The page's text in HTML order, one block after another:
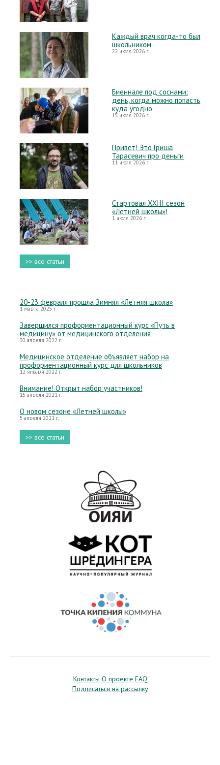
Каждый врач когда-то был
школьником
22 июля 2026 г.
Биеннале под соснами:
день, когда можно попасть
куда угодно
15 июля 2026 г.
Привет! Это Гриша
Тарасевич про деньги
11 июля 2026 г.
Стартовал XXIII сезон
«Летней школы»!
1 июля 2026 г.
>> все статьи
20-23 февраля прошла Зимняя «Летняя школа»
1 марта 2025 г.
Завершился профориентационный курс «Путь в
медицину» от медицинского отделения
30 апреля 2022 г.
Медицинское отделение объявляет набор на
профориентационный курс для школьников
12 января 2022 г.
Внимание! Открыт набор участников!
15 апреля 2021 г.
О новом сезоне «Летней школы»
5 апреля 2021 г.
>> все статьи
Контакты О проекте FAQ
Подписаться на рассылку